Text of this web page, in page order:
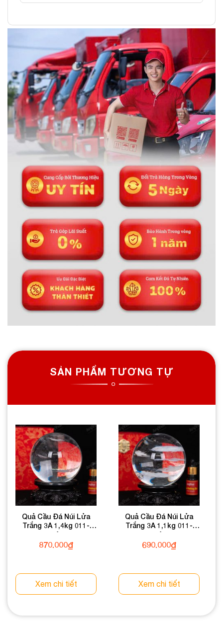
SẢN PHẨM TƯƠNG TỰ
Quả Cầu Đá Núi Lửa
Trắng 3A 1,4kg 011-
0603A-1,4
870.000₫
Xem chi tiết
Quả Cầu Đá Núi Lửa
Trắng 3A 1,1kg 011-
0603A-1,1
690.000₫
Xem chi tiết